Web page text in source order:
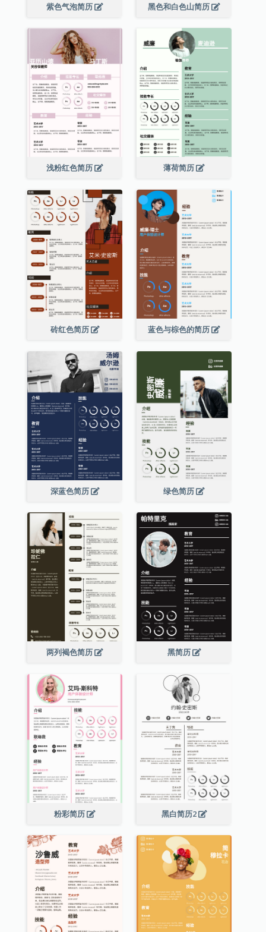
紫色气泡简历 黑色和白色山简历
浅粉红色简历 薄荷简历
砖红色简历 蓝色与棕色的简历
深蓝色简历 绿色简历
两列褐色简历 黑简历
粉彩简历 黑白简历2